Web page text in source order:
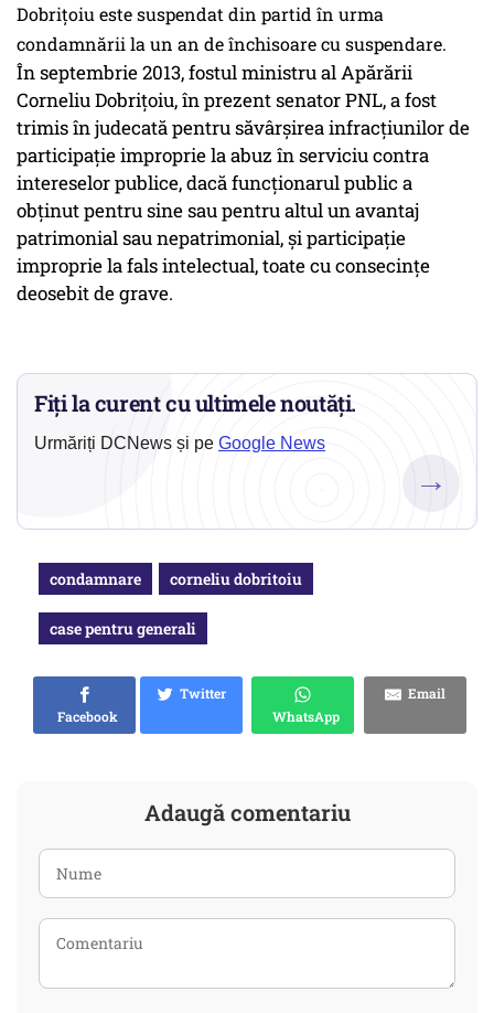
Dobriţoiu este suspendat din partid în urma
condamnării la un an de închisoare cu suspendare.
În septembrie 2013, fostul ministru al Apărării
Corneliu Dobrițoiu, în prezent senator PNL, a fost
trimis în judecată pentru săvârșirea infracțiunilor de
participație improprie la abuz în serviciu contra
intereselor publice, dacă funcționarul public a
obținut pentru sine sau pentru altul un avantaj
patrimonial sau nepatrimonial, și participație
improprie la fals intelectual, toate cu consecințe
deosebit de grave.
Fiți la curent cu ultimele noutăți.
Urmăriți DCNews și pe Google News
→
condamnare corneliu dobritoiu
case pentru generali
Facebook
Twitter
WhatsApp
Email
Adaugă comentariu